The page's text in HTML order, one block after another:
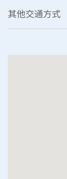
其他交通方式